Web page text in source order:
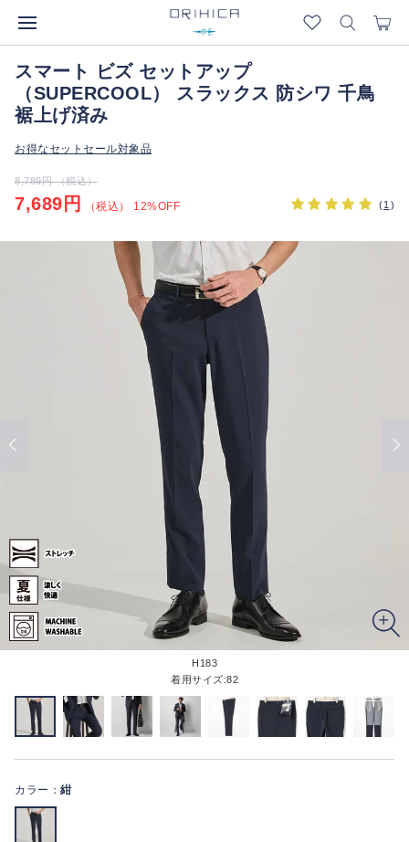
スマート ビズ セットアップ
（SUPERCOOL） スラックス 防シワ 千鳥
裾上げ済み
お得なセットセール対象品
8,789円 （税込）
7,689円 （税込） 12%OFF (1 )
H183
着用サイズ:82
カラー： 紺